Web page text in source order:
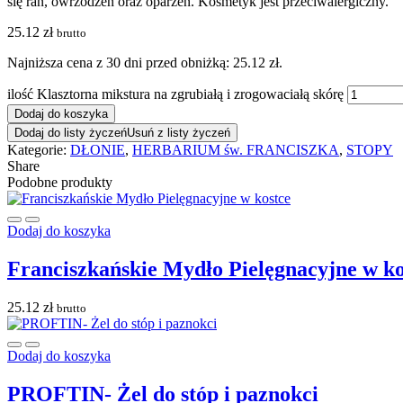
25.12 zł brutto
Najniższa cena z 30 dni przed obniżką: 25.12 zł.
ilość Klasztorna mikstura na zgrubiałą i zrogowaciałą skórę
Dodaj do koszyka
Dodaj do listy życzeńUsuń z listy życzeń
Kategorie: DŁONIE, HERBARIUM św. FRANCISZKA, STOPY
Share
Podobne produkty
Dodaj do koszyka
Franciszkańskie Mydło Pielęgnacyjne w
25.12 zł brutto
Dodaj do koszyka
PROFTIN- Żel do stóp i paznokci